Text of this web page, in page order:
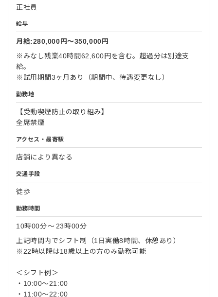
正社員
給与
月給:280,000円〜350,000円
※みなし残業40時間62,600円を含む。超過分は別途支
給。
※試用期間3ヶ月あり（期間中、待遇変更なし）
勤務地
【受動喫煙防止の取り組み】
全席禁煙
アクセス・最寄駅
店舗により異なる
交通手段
徒歩
勤務時間
10時00分〜 23時00分
上記時間内でシフト制（1日実働8時間、休憩あり）
※22時以降は18歳以上の方のみ勤務可能
＜シフト例＞
・10:00～21:00
・11:00～22:00